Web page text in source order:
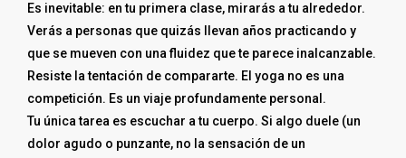
Es inevitable: en tu primera clase, mirarás a tu alrededor.
Verás a personas que quizás llevan años practicando y
que se mueven con una fluidez que te parece inalcanzable.
Resiste la tentación de compararte. El yoga no es una
competición. Es un viaje profundamente personal.
Tu única tarea es escuchar a tu cuerpo. Si algo duele (un
dolor agudo o punzante, no la sensación de un